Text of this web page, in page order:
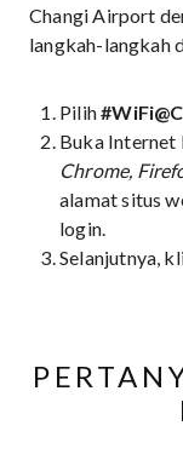
Changi Airport
langkah-langkah
Pilih
Buka Internet
Chrome,
alamat situs
login.
Selanjutnya,